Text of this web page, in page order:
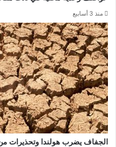
منذ 3 أسابيع
الجفاف يضرب هولندا وتحذيرات